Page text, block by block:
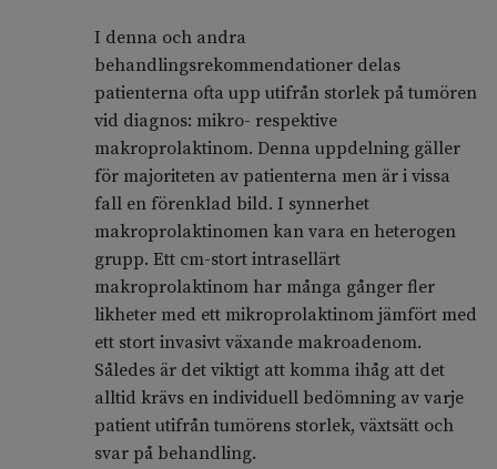
I denna och andra
behandlingsrekommendationer delas
patienterna ofta upp utifrån storlek på tumören
vid diagnos: mikro- respektive
makroprolaktinom. Denna uppdelning gäller
för majoriteten av patienterna men är i vissa
fall en förenklad bild. I synnerhet
makroprolaktinomen kan vara en heterogen
grupp. Ett cm-stort intrasellärt
makroprolaktinom har många gånger fler
likheter med ett mikroprolaktinom jämfört med
ett stort invasivt växande makroadenom.
Således är det viktigt att komma ihåg att det
alltid krävs en individuell bedömning av varje
patient utifrån tumörens storlek, växtsätt och
svar på behandling.